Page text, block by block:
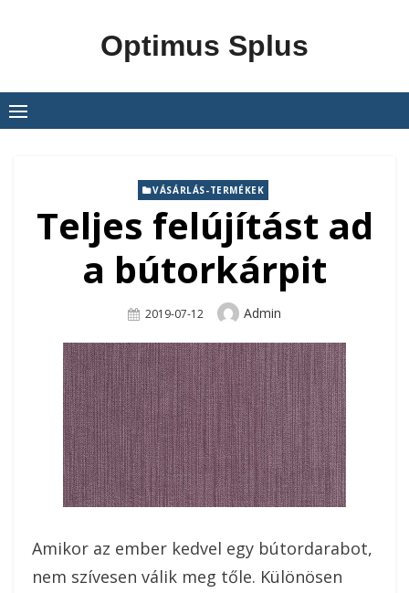
Optimus Splus
VÁSÁRLÁS-TERMÉKEK
Teljes felújítást ad
a bútorkárpit
Posted
2019-07-12 Author
Admin
Amikor az ember kedvel egy bútordarabot,
nem szívesen válik meg tőle. Különösen